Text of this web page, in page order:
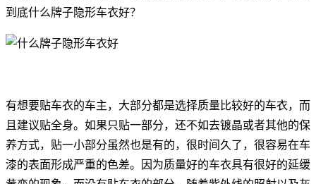
到底什么牌子隐形车衣好？
有想要贴车衣的车主，大部分都是选择质量比较好的车衣，而
且建议贴全身。如果只贴一部分，还不如去镀晶或者其他的保
养方式，贴一小部分虽然也是有的，很时间久了，很容易在车
漆的表面形成严重的色差。因为质量好的车衣具有很好的延缓